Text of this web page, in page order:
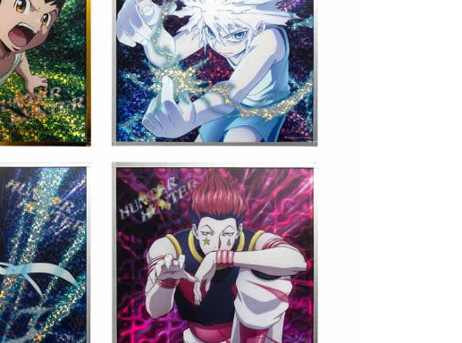
付款後7-11取貨
每筆NT$65，滿NT$1,300(含以上)免運費
宅配-木棉花樂園專用
每筆NT$100，滿NT$1,300(含以上)免運費
宅配-離島(澎湖/金門/馬祖)-木棉花樂園專用
每筆NT$220
黑貓宅配-貨到付款
每筆NT$150